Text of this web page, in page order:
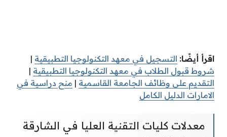
اقرأ أيضًا: التسجيل في معهد التكنولوجيا التطبيقية |
شروط قبول الطلاب في معهد التكنولوجيا التطبيقية |
التقديم على وظائف الجامعة القاسمية | منح دراسية في
الامارات الدليل الكامل
معدلات كليات التقنية العليا في الشارقة